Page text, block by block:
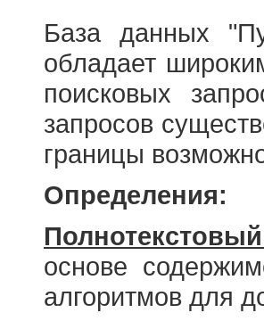
База данных
обладает
поисковых
запросов
границы
Определения:
основе
алгоритмов для